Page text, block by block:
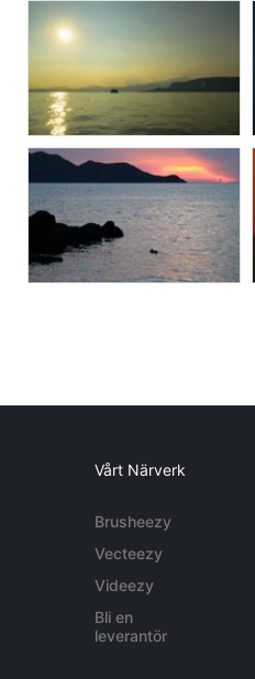
Vårt Närverk
Brusheezy
Vecteezy
Videezy
Bli en
leverantör